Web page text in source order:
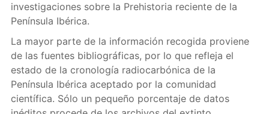
investigaciones sobre la Prehistoria reciente de la
Península Ibérica.
La mayor parte de la información recogida proviene
de las fuentes bibliográficas, por lo que refleja el
estado de la cronología radiocarbónica de la
Península Ibérica aceptado por la comunidad
científica. Sólo un pequeño porcentaje de datos